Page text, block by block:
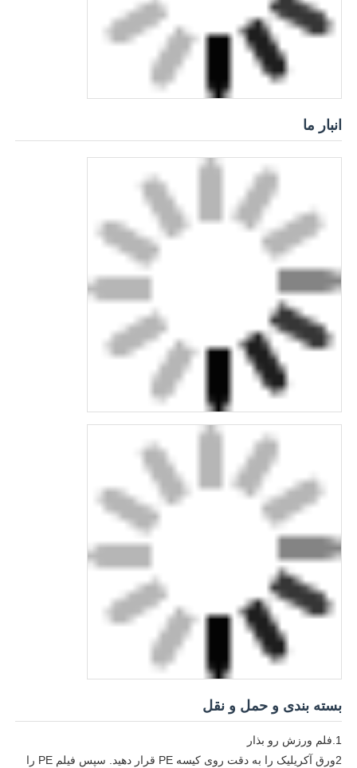
انبار ما
بسته بندی و حمل و نقل
1.فلم ورزش رو بذار
2ورق آکریلیک را به دقت روی کیسه PE قرار دهید. سپس فیلم PE را